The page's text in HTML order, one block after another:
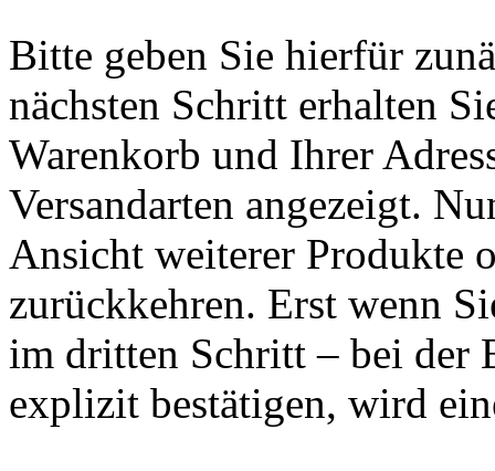
Bitte geben Sie hierfür
nächsten Schritt erhalten
Warenkorb und Ihrer
Versandarten angezeigt.
Ansicht weiterer Produkte
zurückkehren. Erst wenn
im dritten Schritt – bei der
explizit bestätigen, wird